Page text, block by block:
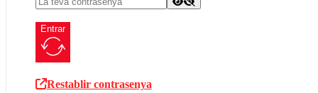
Entrar
Restablir contrasenya